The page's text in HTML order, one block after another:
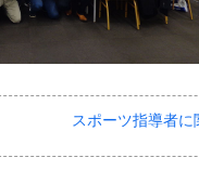
スポーツ指導者